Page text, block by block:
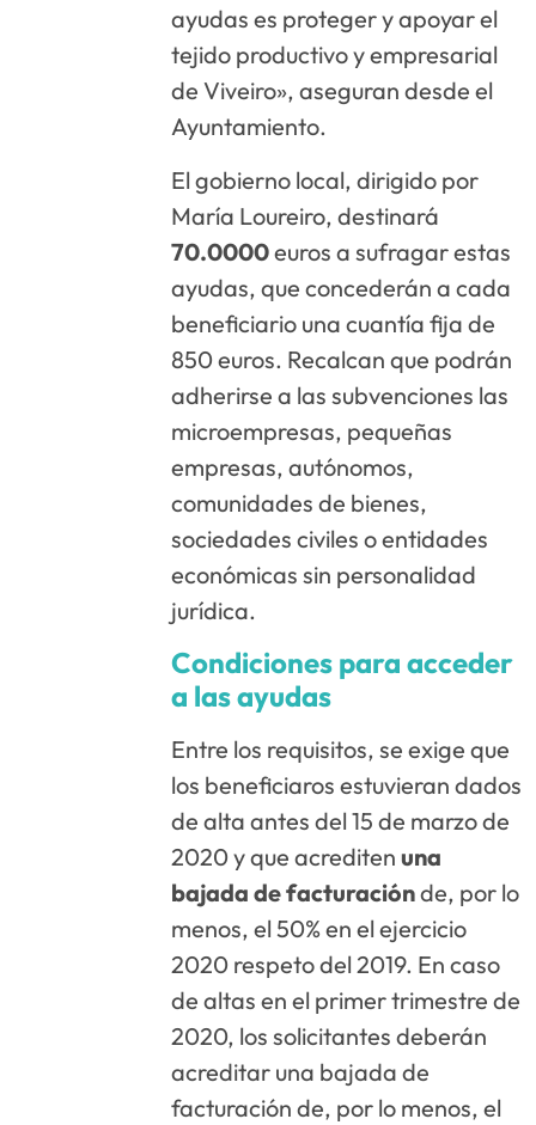
ayudas es proteger y apoyar el
tejido productivo y empresarial
de Viveiro», aseguran desde el
Ayuntamiento.
El gobierno local, dirigido por
María Loureiro, destinará
70.0000euros a sufragar estas
ayudas, que concederán a cada
beneficiario una cuantía fija de
850 euros. Recalcan que podrán
adherirse a las subvenciones las
microempresas, pequeñas
empresas, autónomos,
comunidades de bienes,
sociedades civiles o entidades
económicas sin personalidad
jurídica.
Condiciones para acceder
a las ayudas
Entre los requisitos, se exige que
los beneficiaros estuvieran dados
de alta antes del 15 de marzo de
2020 y que acrediten una
bajada de facturaciónde, por lo
menos, el 50% en el ejercicio
2020 respeto del 2019. En caso
de altas en el primer trimestre de
2020, los solicitantes deberán
acreditar una bajada de
facturación de, por lo menos, el